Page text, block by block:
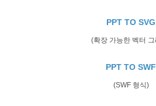
PPT TO SVG
(확장 가능한 벡터
PPT TO SWF
(SWF 형식)